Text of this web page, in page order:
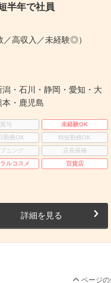
半年で社員
／高収入／未経験◎）
・石川・静岡・愛知・大
・鹿児島
賞与
未経験OK
勤務OK
時短勤務OK
ニング
店長候補
ルコスメ 百貨店
詳細を見る
ページ